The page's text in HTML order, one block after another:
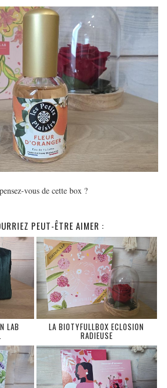
vous de cette box ?
PEUT-ÊTRE AIMER :
LAB LA BIOTYFULLBOX ECLOSION
RADIEUSE